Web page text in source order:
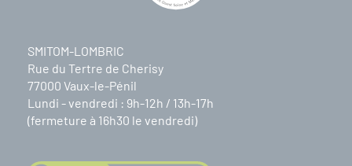
SMITOM-LOMBRIC
Rue du Tertre de Cherisy
77000 Vaux-le-Pénil
Lundi - vendredi : 9h-12h / 13h-17h
(fermeture à 16h30 le vendredi)